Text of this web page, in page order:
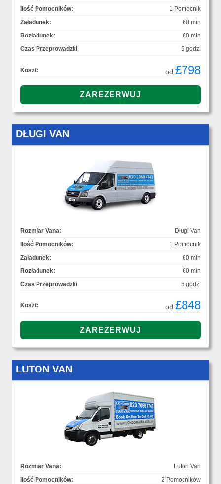
Ilość Pomocników:
1 Pomocnik
Załadunek:
60 min
Rozładunek:
60 min
Czas Przeprowadzki
5 godz.
Koszt: od £798
DŁUGI VAN
Rozmiar Vana:
Długi Van
Ilość Pomocników:
1 Pomocnik
Załadunek:
60 min
Rozładunek:
60 min
Czas Przeprowadzki
5 godz.
Koszt: od £848
LUTON VAN
Rozmiar Vana:
Luton Van
Ilość Pomocników:
2 Pomocników